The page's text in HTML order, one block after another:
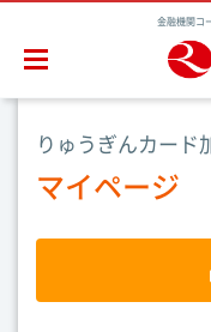
金融機関コ
りゅうぎんカード
マイページ